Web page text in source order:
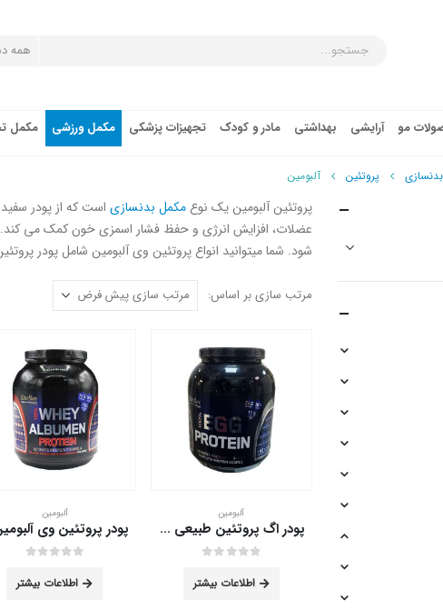
همه
مو آرایشی بهداشتی مادر و کودک تجهیزات پزشکی مکمل ورزشی مکمل
پروتئین آلبومین
پروتئین آلبومین یک نوع مکمل بدنسازی است که از پودر
عضلات، افزایش انرژی و حفظ فشار اسمزی خون کمک می کند.
شود. شما میتوانید انواع پروتئین وی آلبومین شامل پودر
مرتب سازی بر اساس:
آلبومین
پودر اگ پروتئین طبیعی آلبومین دکتر سان 1000 گرم
اطلاعات بیشتر
آلبومین
اطلاعات بیشتر